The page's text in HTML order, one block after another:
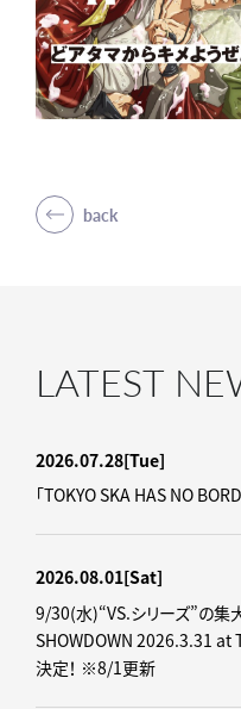
back
LATEST
2026.07.28[Tue]
「TOKYO SKA HAS NO
2026.08.01[Sat]
9/30(水)“VS.シリーズ”の集
SHOWDOWN 2026.3.31 at
決定！ ※8/1更新